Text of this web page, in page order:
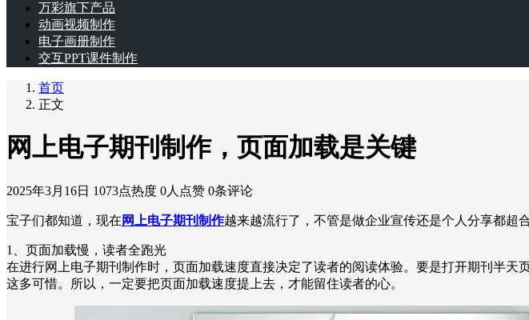
万彩旗下产品
动画视频制作
电子画册制作
交互PPT课件制作
首页
正文
网上电子期刊制作，页面加载是关键
2025年3月16日 1073点热度 0人点赞 0条评论
宝子们都知道，现在 网上电子期刊制作越来越流行了，不管是做企业宣传还是个人分享都超
1、页面加载慢，读者全跑光
在进行网上电子期刊制作时，页面加载速度直接决定了读者的阅读体验。要是打开期刊半
这多可惜。所以，一定要把页面加载速度提上去，才能留住读者的心。